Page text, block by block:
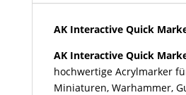
Red
MengeAK Interactive Quick
AK Interactive Quick
hochwertige Acrylmarker
Miniaturen, Warhammer,